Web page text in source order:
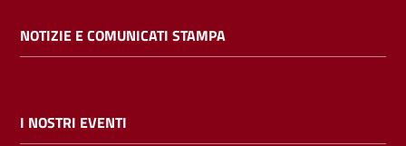
NOTIZIE E COMUNICATI STAMPA
I NOSTRI EVENTI